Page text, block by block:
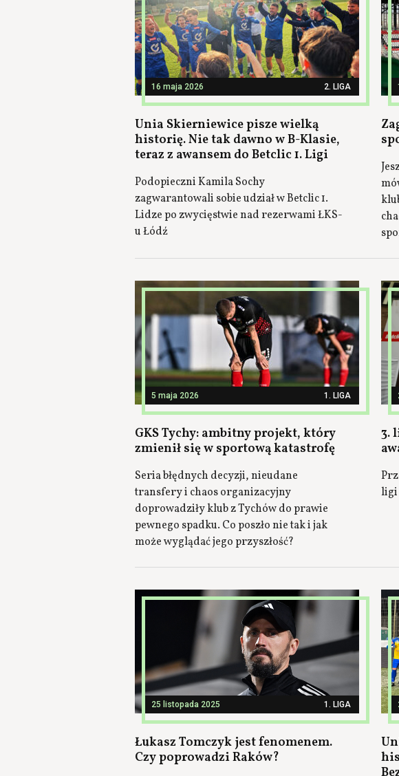
16 maja 2026 2. LIGA
Unia Skierniewice pisze wielką
historię. Nie tak dawno w B-Klasie,
teraz z awansem do Betclic 1. Ligi
Podopieczni Kamila Sochy
zagwarantowali sobie udział w Betclic 1.
Lidze po zwycięstwie nad rezerwami ŁKS-
u Łódź
5 maja 2026 1. LIGA
GKS Tychy: ambitny projekt, który
zmienił się w sportową katastrofę
Seria błędnych decyzji, nieudane
transfery i chaos organizacyjny
doprowadziły klub z Tychów do prawie
pewnego spadku. Co poszło nie tak i jak
może wyglądać jego przyszłość?
3.
ligi
25 listopada 2025 1. LIGA
Łukasz Tomczyk jest fenomenem.
Czy poprowadzi Raków?